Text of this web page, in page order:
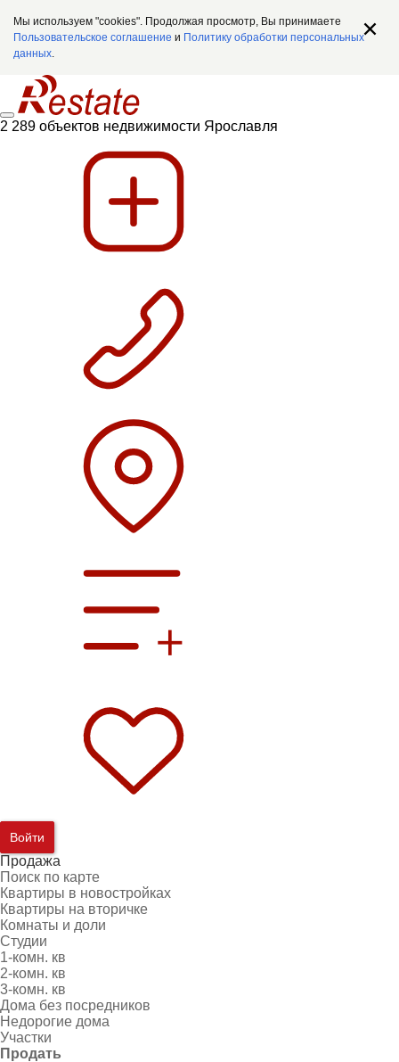
Мы используем "cookies". Продолжая просмотр, Вы принимаете
Пользовательское соглашение и Политику обработки персональных
данных.
2 289 объектов недвижимости Ярославля
Войти
Продажа
Поиск по карте
Квартиры в новостройках
Квартиры на вторичке
Комнаты и доли
Студии
1-комн. кв
2-комн. кв
3-комн. кв
Дома без посредников
Недорогие дома
Участки
Продать